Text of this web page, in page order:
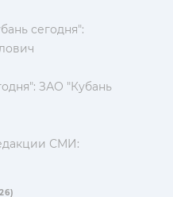
сегодня":
ЗАО "Кубань
СМИ: